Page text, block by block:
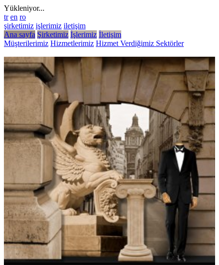
Yükleniyor...
tr en ro
şirketimiz işlerimiz iletişim
Ana sayfa Şirketimiz İşlerimiz İletişim
Müşterilerimiz Hizmetlerimiz Hizmet Verdiğimiz Sektörler